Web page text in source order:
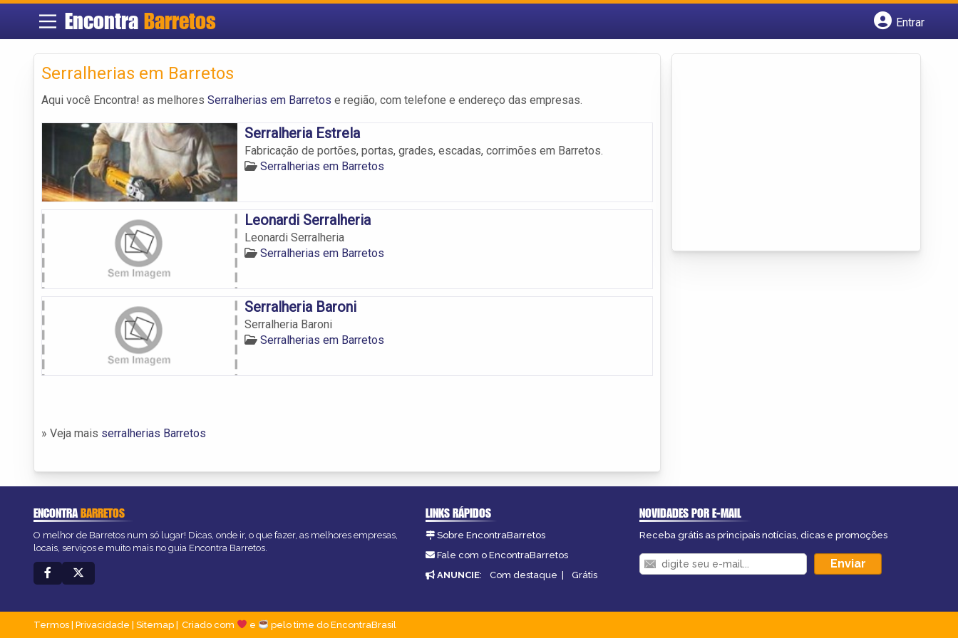
EncontraBarretos
Entrar
Serralherias em Barretos
Aqui você Encontra! as melhores Serralherias em Barretos e região, com telefone e endereço das empresas.
Serralheria Estrela
Fabricação de portões, portas, grades, escadas, corrimões em Barretos.
Serralherias em Barretos
Leonardi Serralheria
Leonardi Serralheria
Serralherias em Barretos
Serralheria Baroni
Serralheria Baroni
Serralherias em Barretos
» Veja mais serralherias Barretos
ENCONTRABARRETOS
O melhor de Barretos num só lugar! Dicas, onde ir, o que fazer, as melhores empresas,
locais, serviços e muito mais no guia Encontra Barretos.
LINKS RÁPIDOS
Sobre EncontraBarretos
Fale com o EncontraBarretos
ANUNCIE: Com destaque | Grátis
NOVIDADES POR E-MAIL
Receba grátis as principais notícias, dicas e promoções
Termos Privacidade Sitemap Criado com e pelo time do EncontraBrasil